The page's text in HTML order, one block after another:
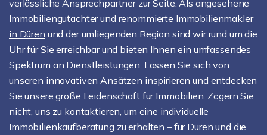
verlässliche Ansprechpartner zur Seite. Als angesehene
Immobiliengutachter und renommierte Immobilienmakler
in Düren und der umliegenden Region sind wir rund um die
Uhr für Sie erreichbar und bieten Ihnen ein umfassendes
Spektrum an Dienstleistungen. Lassen Sie sich von
unseren innovativen Ansätzen inspirieren und entdecken
Sie unsere große Leidenschaft für Immobilien. Zögern Sie
nicht, uns zu kontaktieren, um eine individuelle
Immobilienkaufberatung zu erhalten – für Düren und die